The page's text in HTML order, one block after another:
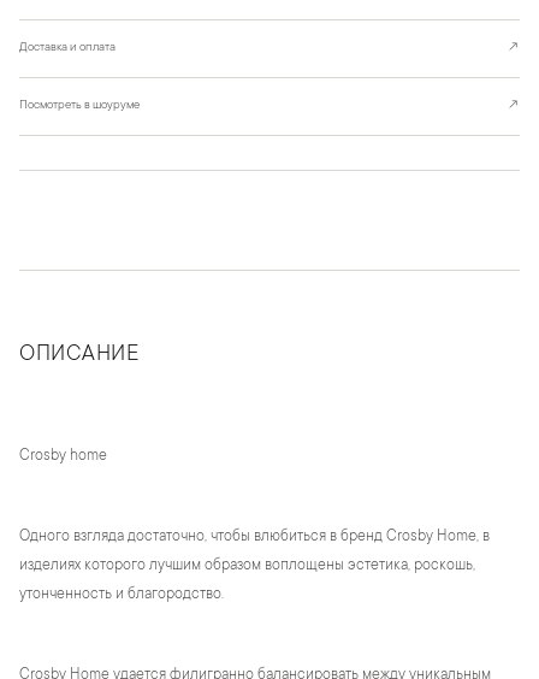
Доставка и оплата ↗
Посмотреть в шоуруме ↗
ОПИСАНИЕ
Crosby home
Одного взгляда достаточно, чтобы влюбиться в бренд Crosby Home, в
изделиях которого лучшим образом воплощены эстетика, роскошь,
утонченность и благородство.
Crosby Home удается филигранно балансировать между уникальным